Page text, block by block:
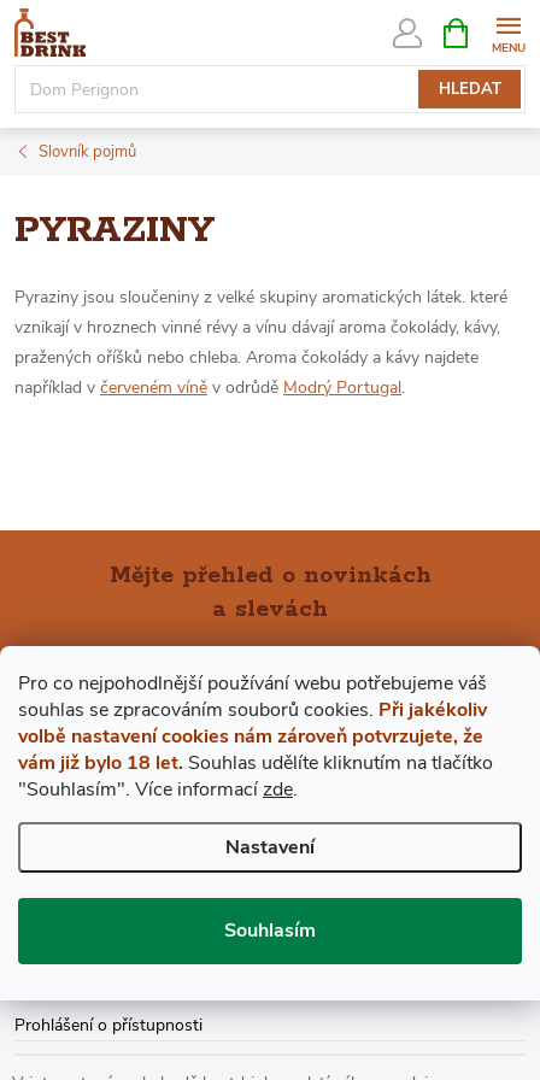
Pro co nejpohodlnější používání webu potřebujeme váš
souhlas se zpracováním souborů cookies. Při jakékoliv
volbě nastavení cookies nám zároveň potvrzujete, že
vám již bylo 18 let. Souhlas udělíte kliknutím na tlačítko
"Souhlasím". Více informacízde.
Nastavení
Souhlasím
Přejít
obsah
HLEDAT
NÁKUPNÍ
KOŠÍK
Slovník pojmů
PYRAZINY
Pyraziny jsou sloučeniny z velké skupiny aromatických látek. které
vznikají v hroznech vinné révy a vínu dávají aroma čokolády, kávy,
pražených oříšků nebo chleba. Aroma čokolády a kávy najdete
například v červeném víně v odrůdě Modrý Portugal.
Z
Á
P
A
T
Mějte přehled o novinkách
a slevách
E-mail
Vložením e-mailu souhlasíte spodmínkami ochrany osobních údajů
ODEBÍRAT
Prohlášení o přístupnosti